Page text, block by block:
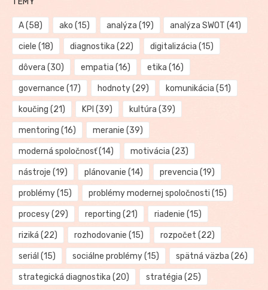
A(58) ako (15) analýza (19) analýza SWOT (41)
ciele (18) diagnostika (22) digitalizácia (15)
dôvera (30) empatia (16) etika (16)
governance (17) hodnoty(29) komunikácia (51)
koučing (21) KPI (39) kultúra (39)
mentoring (16) meranie (39)
moderná spoločnosť(14) motivácia (23)
nástroje (19) plánovanie (14) prevencia (19)
problémy(15) problémy modernej spoločnosti (15)
procesy(29) reporting (21) riadenie (15)
riziká (22) rozhodovanie (15) rozpočet (22)
seriál (15) sociálne problémy(15) spätná väzba (26)
strategická diagnostika (20) stratégia (25)